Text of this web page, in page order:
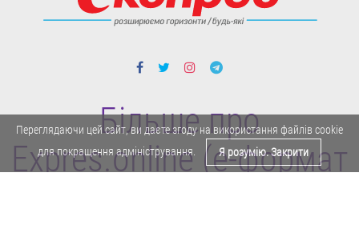
Більше про
Expres.online (e-формат
Переглядаючи цей сайт, ви даєте згоду на використання файлів cookie
для покращення адміністрування.
Я розумію. Закрити